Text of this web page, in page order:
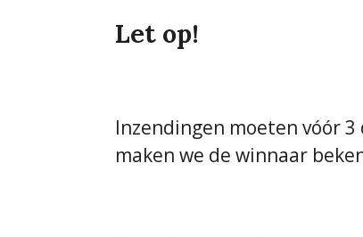
Let op!
Inzendingen moeten vóór
maken we de winnaar